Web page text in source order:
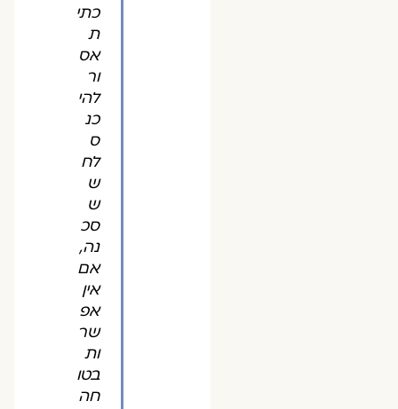
כתי
ת
אס
ור
להי
כנ
ס
לח
ש
ש
סכ
נה,
אם
אין
אפ
שר
ות
בטו
חה